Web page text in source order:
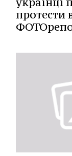
протести